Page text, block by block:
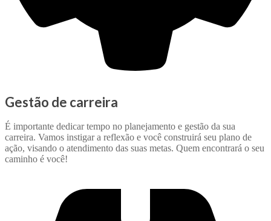
Gestão de carreira
É importante dedicar tempo no planejamento e gestão da sua
carreira. Vamos instigar a reflexão e você construirá seu plano de
ação, visando o atendimento das suas metas. Quem encontrará o seu
caminho é você!